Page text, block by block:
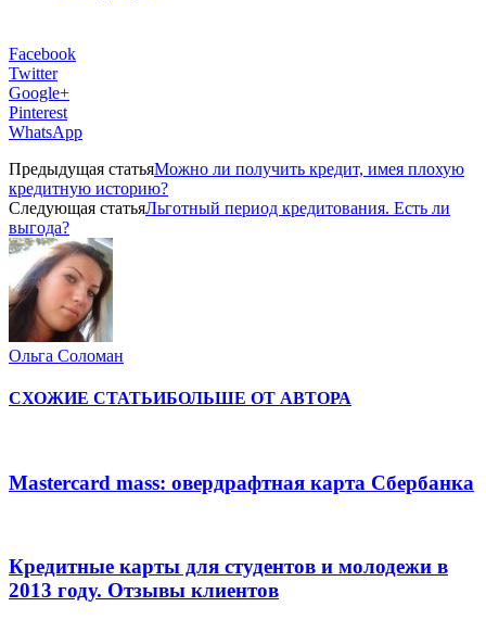
Facebook
Twitter
Google+
Pinterest
WhatsApp
Предыдущая статьяМожно ли получить кредит, имея плохую
кредитную историю?
Следующая статьяЛьготный период кредитования. Есть ли
выгода?
Ольга Соломан
СХОЖИЕ СТАТЬИБОЛЬШЕ ОТ АВТОРА
Мastercard mass: овердрафтная карта Сбербанка
Кредитные карты для студентов и молодежи в
2013 году. Отзывы клиентов